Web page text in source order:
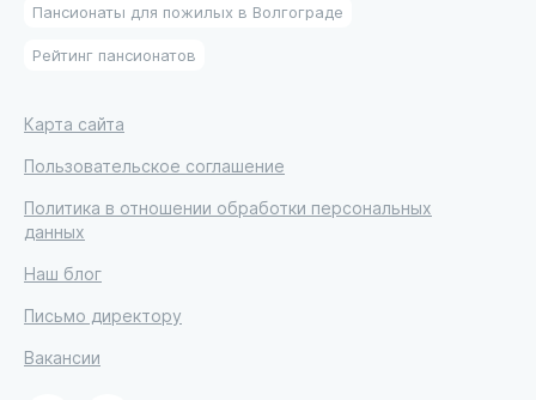
Пансионаты для пожилых в Волгограде
Рейтинг пансионатов
Карта сайта
Пользовательское соглашение
Политика в отношении обработки персональных
данных
Наш блог
Письмо директору
Вакансии